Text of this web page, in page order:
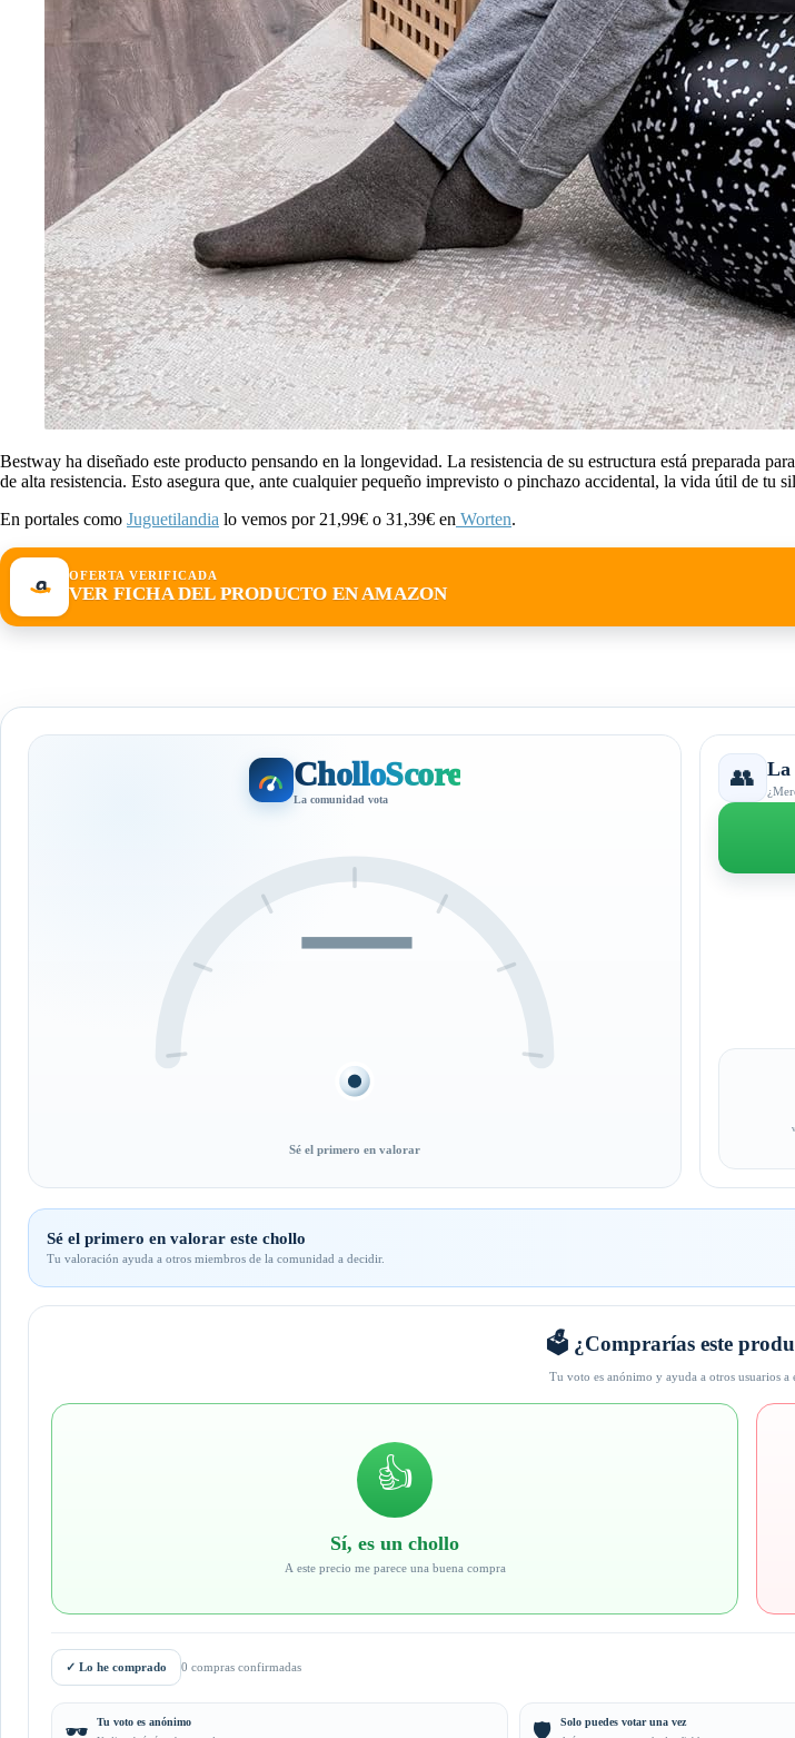
Bestway ha diseñado este producto pensando en la longevidad. La resistencia de su estructura está preparada
de alta resistencia. Esto asegura que, ante cualquier pequeño imprevisto o pinchazo accidental, la vida útil de
En portales como Juguetilandia lo vemos por 21,99€ o 31,39€ en Worten.
OFERTA VERIFICADA
VER FICHA DEL PRODUCTO EN AMAZON
CholloScore
La comunidad vota
—
Sé el primero en valorar
👥 La
Sé el primero en valorar este chollo
Tu valoración ayuda a otros miembros de la comunidad a decidir.
🗳️ ¿Comprarías este
Tu voto es anónimo y ayuda a otros usuarios a
👍
Sí, es un chollo
A este precio me parece una buena compra
✓ Lo he comprado 0 compras confirmadas
🕶️ Tu voto es anónimo 🛡️ Solo puedes votar una vez